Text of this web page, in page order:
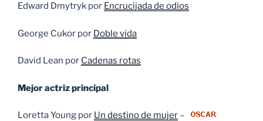
Edward Dmytryk por Encrucijada de odios
George Cukor por Doble vida
David Lean por Cadenas rotas
Mejor actriz principal
Loretta Young por Un destino de mujer –